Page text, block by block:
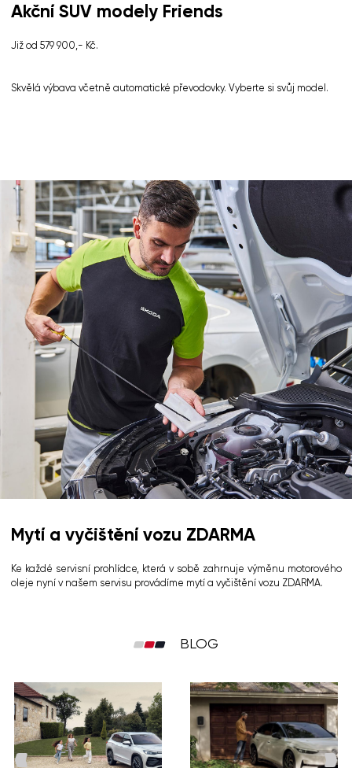
Akční SUV modely Friends
Již od 579 900,- Kč.
Skvělá výbava včetně automatické převodovky. Vyberte si svůj model.
Mytí a vyčištění vozu ZDARMA
Ke každé servisní prohlídce, která v sobě zahrnuje výměnu motorového
oleje nyní v našem servisu provádíme mytí a vyčištění vozu ZDARMA.
BLOG